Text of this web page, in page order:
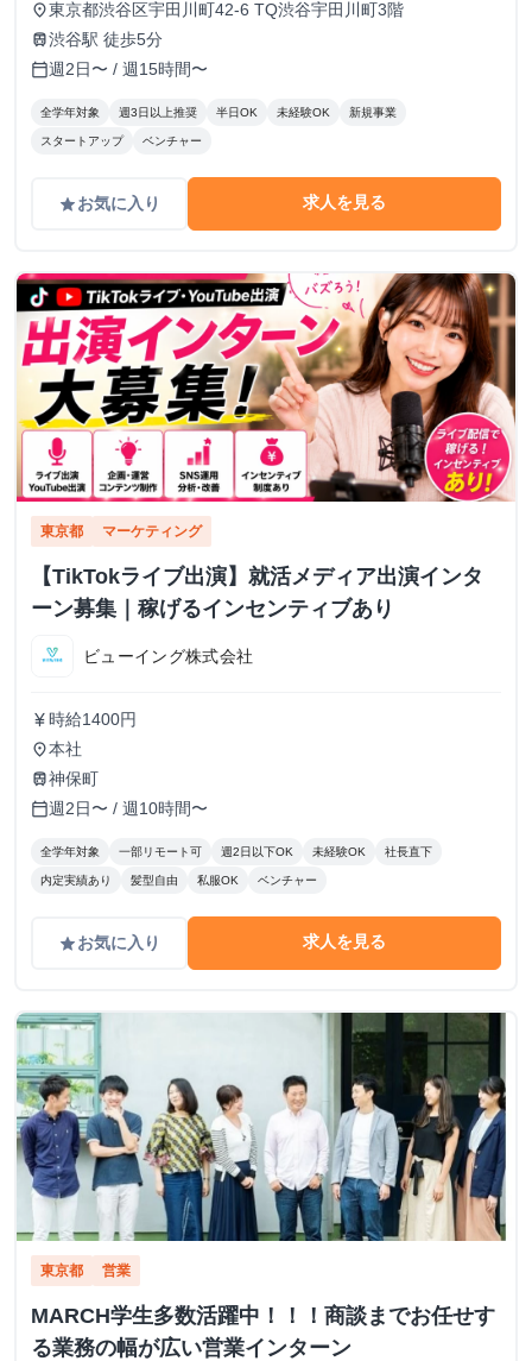
place東京都渋谷区宇田川町42-6 TQ渋谷宇田川町3階
train渋谷駅 徒歩5分
calendar_today週2日〜 / 週15時間〜
全学年対象 週3日以上推奨 半日OK 未経験OK 新規事業
スタートアップ ベンチャー
gradeお気に入り 求人を見る
東京都 マーケティング
【TikTokライブ出演】就活メディア出演インタ
ーン募集｜稼げるインセンティブあり
ビューイング株式会社
currency_yen 時給1400円
place本社
train神保町
calendar_today週2日〜 / 週10時間〜
全学年対象 一部リモート可 週2日以下OK 未経験OK 社長直下
内定実績あり 髪型自由 私服OK ベンチャー
gradeお気に入り 求人を見る
東京都 営業
MARCH学生多数活躍中！！！商談までお任せす
る業務の幅が広い営業インターン